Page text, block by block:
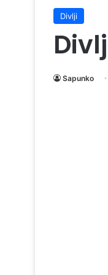
Divlji
Sapunko